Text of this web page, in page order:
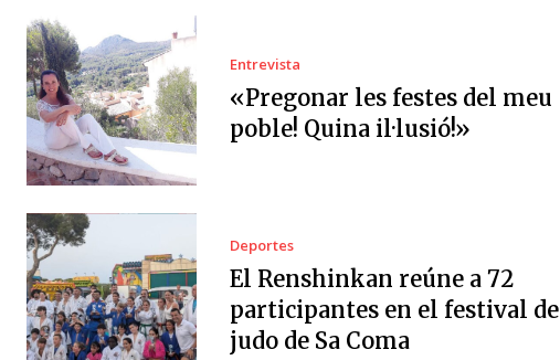
Entrevista
«Pregonar les festes del meu
poble! Quina il·lusió!»
Deportes
El Renshinkan reúne a 72
participantes en el festival de
judo de Sa Coma